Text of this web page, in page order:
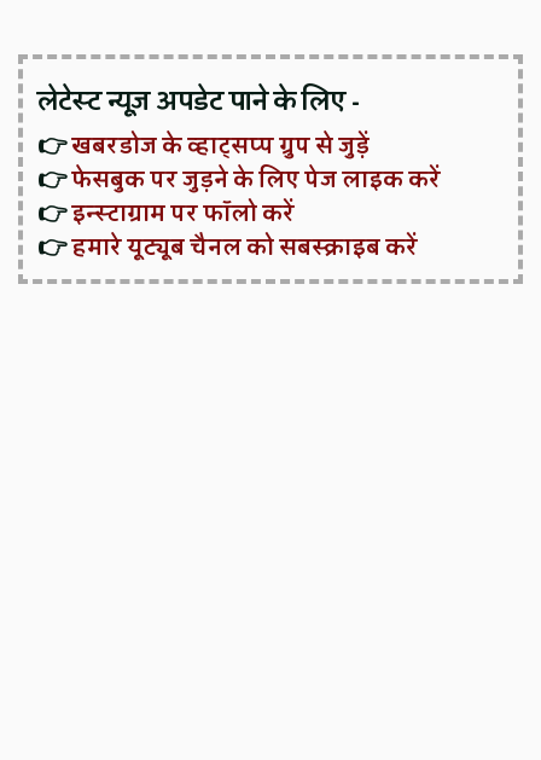
लेटेस्ट न्यूज़ अपडेट पाने के लिए -
👉खबरडोज के व्हाट्सप्प ग्रुप से जुड़ें
👉फेसबुक पर जुड़ने के लिए पेज लाइक करें
👉इन्स्टाग्राम पर फॉलो करें
👉हमारे यूट्यूब चैनल को सबस्क्राइब करें